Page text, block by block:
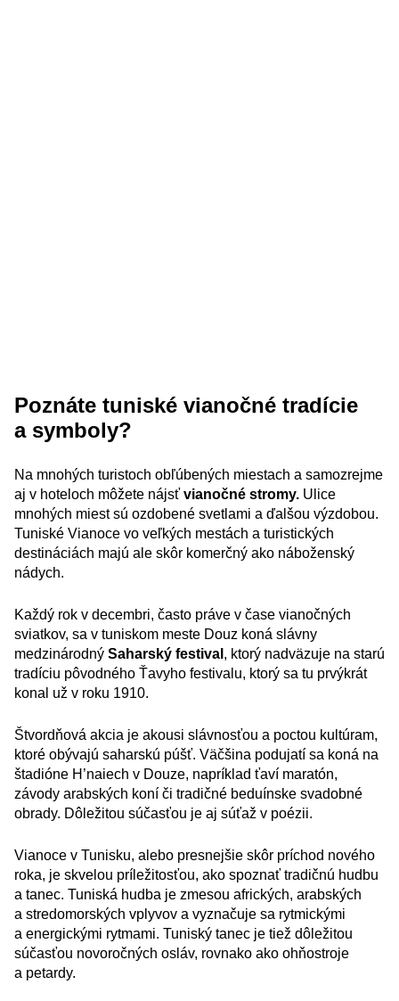
Poznáte tuniské vianočné tradície
a symboly?
Na mnohých turistoch obľúbených miestach a samozrejme
aj v hoteloch môžete nájsť vianočné stromy. Ulice
mnohých miest sú ozdobené svetlami a ďalšou výzdobou.
Tuniské Vianoce vo veľkých mestách a turistických
destináciách majú ale skôr komerčný ako náboženský
nádych.
Každý rok v decembri, často práve v čase vianočných
sviatkov, sa v tuniskom meste Douz koná slávny
medzinárodný Saharský festival , ktorý nadväzuje na starú
tradíciu pôvodného Ťavyho festivalu, ktorý sa tu prvýkrát
konal už v roku 1910.
Štvordňová akcia je akousi slávnosťou a poctou kultúram,
ktoré obývajú saharskú púšť. Väčšina podujatí sa koná na
štadióne H’naiech v Douze, napríklad ťaví maratón,
závody arabských koní či tradičné beduínske svadobné
obrady. Dôležitou súčasťou je aj súťaž v poézii.
Vianoce v Tunisku, alebo presnejšie skôr príchod nového
roka, je skvelou príležitosťou, ako spoznať tradičnú hudbu
a tanec. Tuniská hudba je zmesou afrických, arabských
a stredomorských vplyvov a vyznačuje sa rytmickými
a energickými rytmami. Tuniský tanec je tiež dôležitou
súčasťou novoročných osláv, rovnako ako ohňostroje
a petardy.